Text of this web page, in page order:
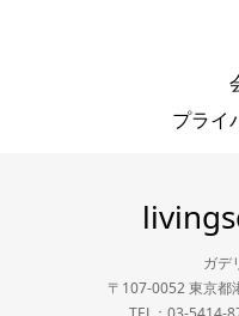
プライ
ガデ
〒107-0052 東京都